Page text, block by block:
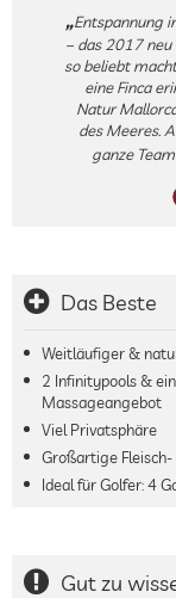
Entspannung
– das 2017
so beliebt
eine Finca
Natur
des Meeres.
ganze
Das Beste
Weitläufiger &
2 Infinitypools &
Massageangebot
Viel Privatsphäre
Großartige
Ideal für Golfer: 4
Gut zu